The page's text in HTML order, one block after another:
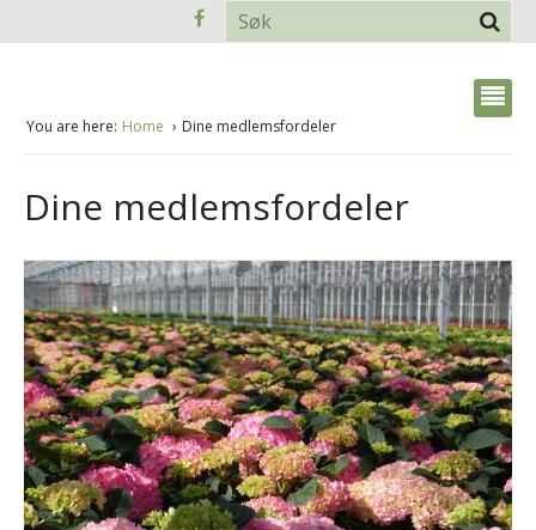
You are here: Home Dine medlemsfordeler
Dine medlemsfordeler